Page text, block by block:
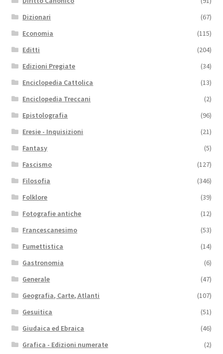
Dizionari
(67)
Economia
(115)
Editti
(204)
Edizioni Pregiate
(34)
Enciclopedia Cattolica
(13)
Enciclopedia Treccani
(2)
Epistolografia
(96)
Eresie - Inquisizioni
(21)
Fantasy
(5)
Fascismo
(127)
Filosofia
(346)
Folklore
(39)
Fotografie antiche
(12)
Francescanesimo
(53)
Fumettistica
(14)
Gastronomia
(6)
Generale
(47)
Geografia, Carte, Atlanti
(107)
Gesuitica
(51)
Giudaica ed Ebraica
(46)
Grafica - Edizioni numerate
(2)